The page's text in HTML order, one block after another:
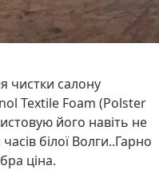
чистки салону
Textile Foam (Polster
його навіть не
білої Волги..Гарно
ціна.